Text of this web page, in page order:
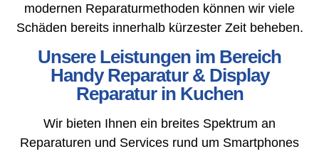
modernen Reparaturmethoden können wir viele
Schäden bereits innerhalb kürzester Zeit beheben.
Unsere Leistungen im Bereich
Handy Reparatur & Display
Reparatur in Kuchen
Wir bieten Ihnen ein breites Spektrum an
Reparaturen und Services rund um Smartphones